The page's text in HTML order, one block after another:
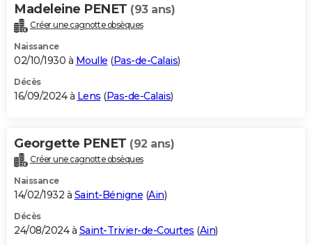
Madeleine PENET (93 ans)
Créer une cagnotte obsèques
Naissance
02/10/1930 à Moulle (Pas-de-Calais)
Décès
16/09/2024 à Lens (Pas-de-Calais)
Georgette PENET (92 ans)
Créer une cagnotte obsèques
Naissance
14/02/1932 à Saint-Bénigne (Ain)
Décès
24/08/2024 à Saint-Trivier-de-Courtes (Ain)